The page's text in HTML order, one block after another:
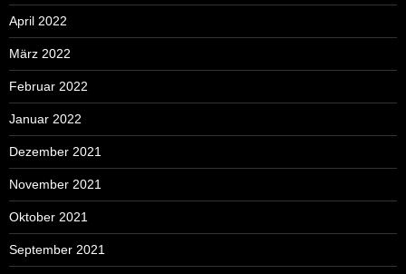
April 2022
März 2022
Februar 2022
Januar 2022
Dezember 2021
November 2021
Oktober 2021
September 2021